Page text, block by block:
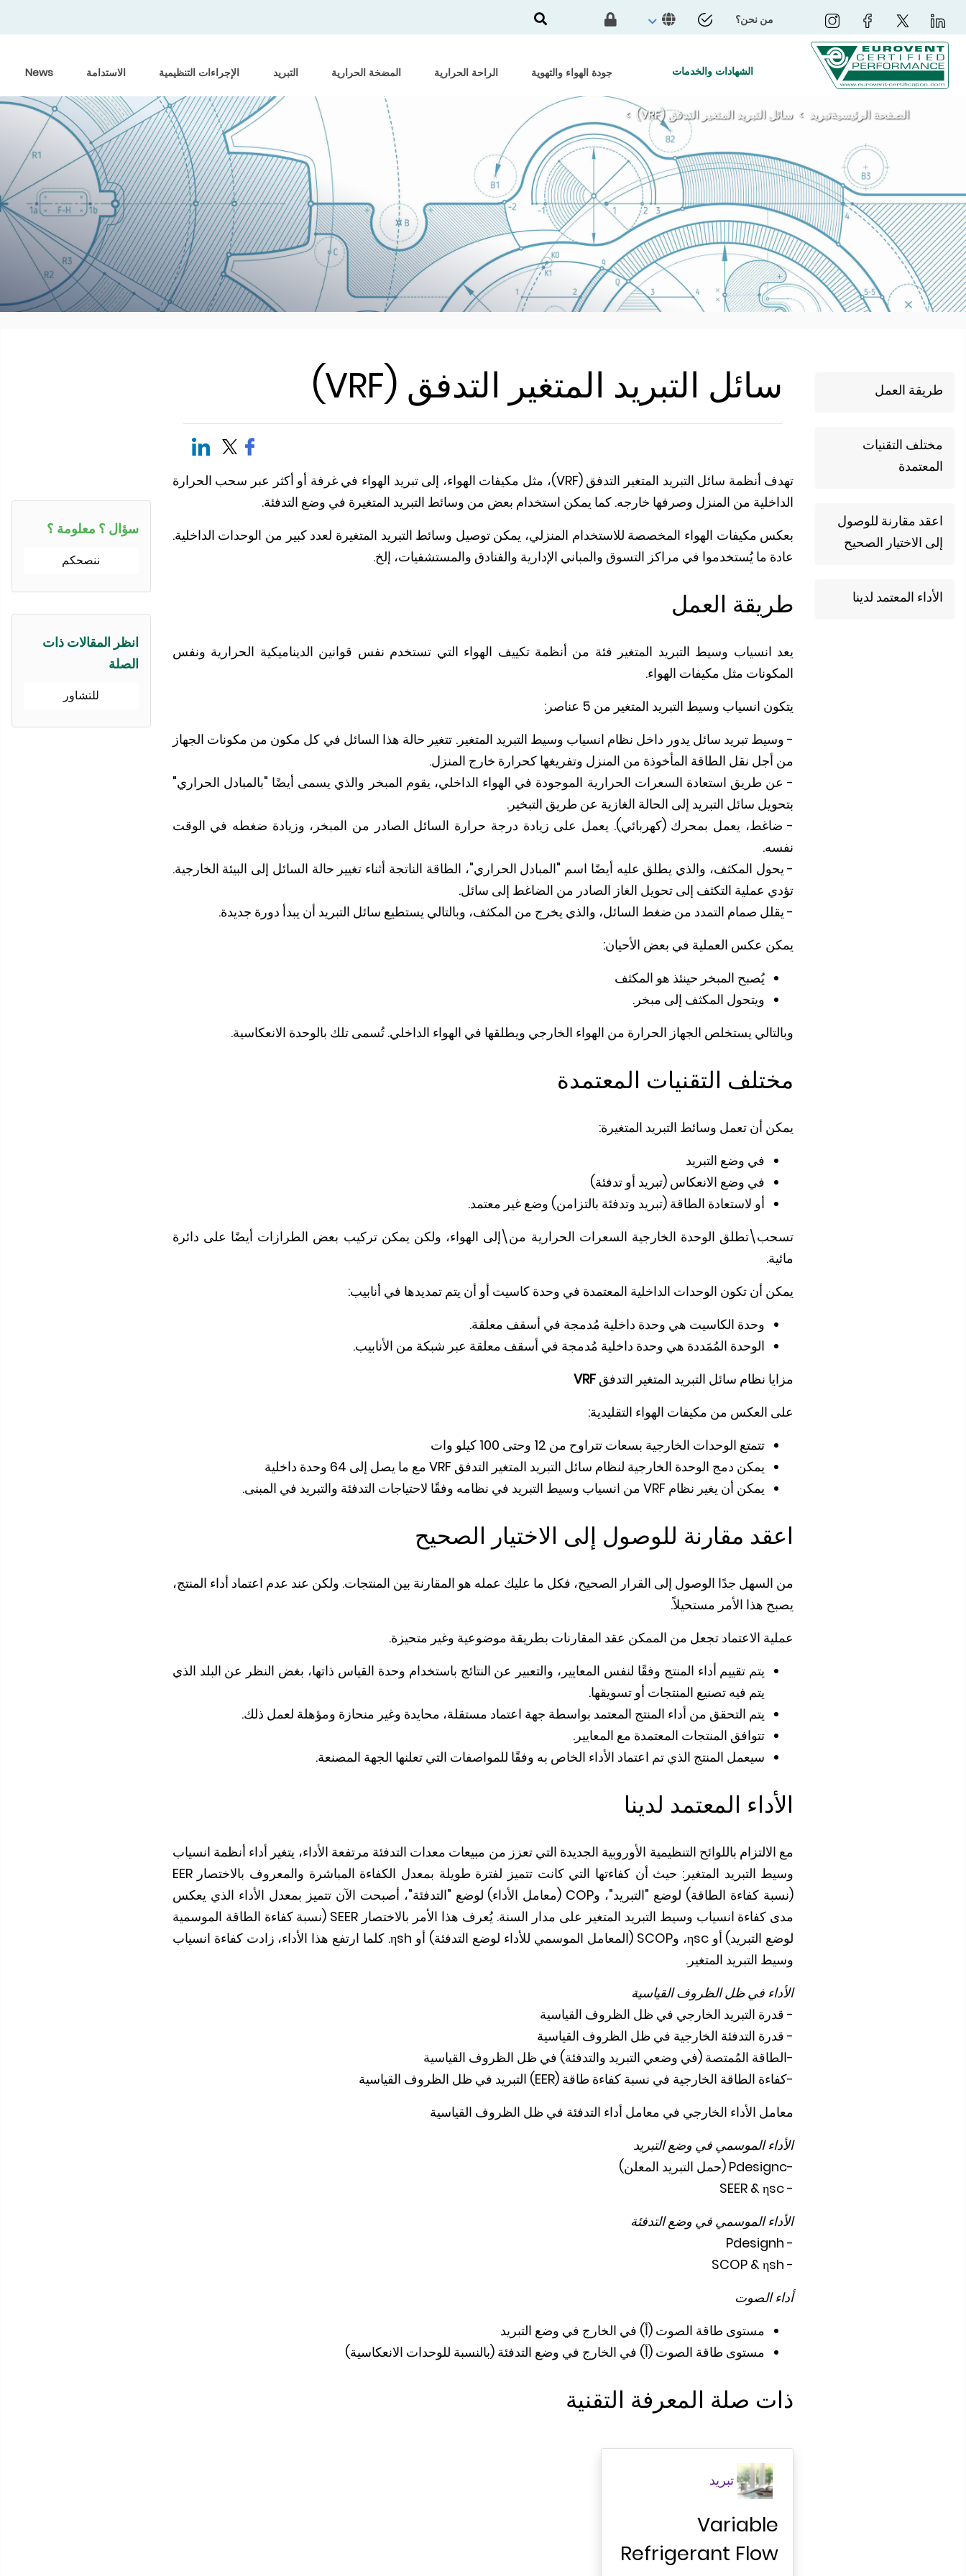
من نحن؟
الشهادات والخدمات جودة الهواء والتهوية الراحة الحرارية المضخة الحرارية التبريد الإجراءات التنظيمية الاستدامة News
الصفحة الرئيسيةتبريد سائل التبريد المتغير التدفق (VRF)
طريقة العمل
مختلف التقنيات
المعتمدة
اعقد مقارنة للوصول
إلى الاختيار الصحيح
الأداء المعتمد لدينا
سائل التبريد المتغير التدفق (VRF)
تهدف أنظمة سائل التبريد المتغير التدفق (VRF) ، مثل مكيفات الهواء، إلى تبريد الهواء في غرفة أو أكثر عبر سحب الحرارة
الداخلية من المنزل وصرفها خارجه. كما يمكن استخدام بعض من وسائط التبريد المتغيرة في وضع التدفئة.
بعكس مكيفات الهواء المخصصة للاستخدام المنزلي، يمكن توصيل وسائط التبريد المتغيرة لعدد كبير من الوحدات الداخلية.
عادة ما يُستخدموا في مراكز التسوق والمباني الإدارية والفنادق والمستشفيات، إلخ.
طريقة العمل
يعد انسياب وسيط التبريد المتغير فئة من أنظمة تكييف الهواء التي تستخدم نفس قوانين الديناميكية الحرارية ونفس
المكونات مثل مكيفات الهواء.
يتكون انسياب وسيط التبريد المتغير من 5 عناصر:
- وسيط تبريد سائل يدور داخل نظام انسياب وسيط التبريد المتغير. تتغير حالة هذا السائل في كل مكون من مكونات الجهاز
من أجل نقل الطاقة المأخوذة من المنزل وتفريغها كحرارة خارج المنزل.
- عن طريق استعادة السعرات الحرارية الموجودة في الهواء الداخلي، يقوم المبخر والذي يسمى أيضًا "بالمبادل الحراري"
بتحويل سائل التبريد إلى الحالة الغازية عن طريق التبخير.
- ضاغط، يعمل بمحرك (كهربائي). يعمل على زيادة درجة حرارة السائل الصادر من المبخر، وزيادة ضغطه في الوقت
نفسه.
- يحول المكثف، والذي يطلق عليه أيضًا اسم "المبادل الحراري"، الطاقة الناتجة أثناء تغيير حالة السائل إلى البيئة الخارجية.
تؤدي عملية التكثف إلى تحويل الغاز الصادر من الضاغط إلى سائل.
- يقلل صمام التمدد من ضغط السائل، والذي يخرج من المكثف، وبالتالي يستطيع سائل التبريد أن يبدأ دورة جديدة.
يمكن عكس العملية في بعض الأحيان:
يُصبح المبخر حينئذ هو المكثف
ويتحول المكثف إلى مبخر.
وبالتالي يستخلص الجهاز الحرارة من الهواء الخارجي ويطلقها في الهواء الداخلي. تُسمى تلك بالوحدة الانعكاسية.
مختلف التقنيات المعتمدة
يمكن أن تعمل وسائط التبريد المتغيرة:
في وضع التبريد
في وضع الانعكاس (تبريد أو تدفئة)
أو لاستعادة الطاقة (تبريد وتدفئة بالتزامن) وضع غير معتمد.
تسحب\تطلق الوحدة الخارجية السعرات الحرارية من\إلى الهواء، ولكن يمكن تركيب بعض الطرازات أيضًا على دائرة
مائية.
يمكن أن تكون الوحدات الداخلية المعتمدة في وحدة كاسيت أو أن يتم تمديدها في أنابيب:
وحدة الكاسيت هي وحدة داخلية مُدمجة في أسقف معلقة.
الوحدة المُمَددة هي وحدة داخلية مُدمجة في أسقف معلقة عبر شبكة من الأنابيب.
مزايا نظام سائل التبريد المتغير التدفق VRF
على العكس من مكيفات الهواء التقليدية:
تتمتع الوحدات الخارجية بسعات تتراوح من 12 وحتى 100 كيلو وات
يمكن دمج الوحدة الخارجية لنظام سائل التبريد المتغير التدفق VRFمع ما يصل إلى 64 وحدة داخلية
يمكن أن يغير نظام VRFمن انسياب وسيط التبريد في نظامه وفقًا لاحتياجات التدفئة والتبريد في المبنى.
اعقد مقارنة للوصول إلى الاختيار الصحيح
من السهل جدًا الوصول إلى القرار الصحيح، فكل ما عليك عمله هو المقارنة بين المنتجات. ولكن عند عدم اعتماد أداء المنتج،
يصبح هذا الأمر مستحيلاً.
عملية الاعتماد تجعل من الممكن عقد المقارنات بطريقة موضوعية وغير متحيزة.
يتم تقييم أداء المنتج وفقًا لنفس المعايير، والتعبير عن النتائج باستخدام وحدة القياس ذاتها، بغض النظر عن البلد الذي
يتم فيه تصنيع المنتجات أو تسويقها.
يتم التحقق من أداء المنتج المعتمد بواسطة جهة اعتماد مستقلة، محايدة وغير منحازة ومؤهلة لعمل ذلك.
تتوافق المنتجات المعتمدة مع المعايير.
سيعمل المنتج الذي تم اعتماد الأداء الخاص به وفقًا للمواصفات التي تعلنها الجهة المصنعة.
الأداء المعتمد لدينا
مع الالتزام باللوائح التنظيمية الأوروبية الجديدة التي تعزز من مبيعات معدات التدفئة مرتفعة الأداء، يتغير أداء أنظمة انسياب
وسيط التبريد المتغير: حيث أن كفاءتها التي كانت تتميز لفترة طويلة بمعدل الكفاءة المباشرة والمعروف بالاختصارEER
(نسبة كفاءة الطاقة) لوضع "التبريد"، وCOP (معامل الأداء) لوضع "التدفئة"، أصبحت الآن تتميز بمعدل الأداء الذي يعكس
مدى كفاءة انسياب وسيط التبريد المتغير على مدار السنة. يُعرف هذا الأمر بالاختصار SEER (نسبة كفاءة الطاقة الموسمية
لوضع التبريد) أوηsc، وSCOP (المعامل الموسمي للأداء لوضع التدفئة) أو ηsh. كلما ارتفع هذا الأداء، زادت كفاءة انسياب
وسيط التبريد المتغير.
الأداء في ظل الظروف القياسية
- قدرة التبريد الخارجي في ظل الظروف القياسية
- قدرة التدفئة الخارجية في ظل الظروف القياسية
-الطاقة المُمتصة (في وضعي التبريد والتدفئة) في ظل الظروف القياسية
-كفاءة الطاقة الخارجية في نسبة كفاءة طاقة (EER) التبريد في ظل الظروف القياسية
معامل الأداء الخارجي في معامل أداء التدفئة في ظل الظروف القياسية
الأداء الموسمي في وضع التبريد
-
Pdesignc (حمل التبريد المعلن)
-
SEER & ηsc
الأداء الموسمي في وضع التدفئة
- Pdesignh
- SCOP & ηsh
أداء الصوت
مستوى طاقة الصوت (أ) في الخارج في وضع التبريد
مستوى طاقة الصوت (أ) في الخارج في وضع التدفئة (بالنسبة للوحدات الانعكاسية)
ذات صلة المعرفة التقنية
تبريد
Variable
Refrigerant Flow
سؤال ؟ معلومة ؟
ننصحكم
انظر المقالات ذات
الصلة
للتشاور